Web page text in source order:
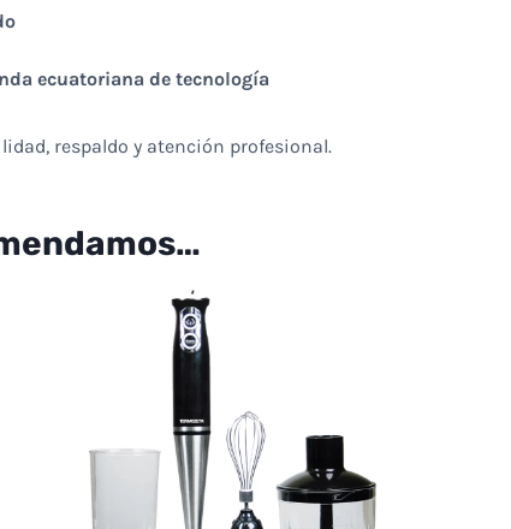
ecuatoriana de tecnología
respaldo y atención profesional.